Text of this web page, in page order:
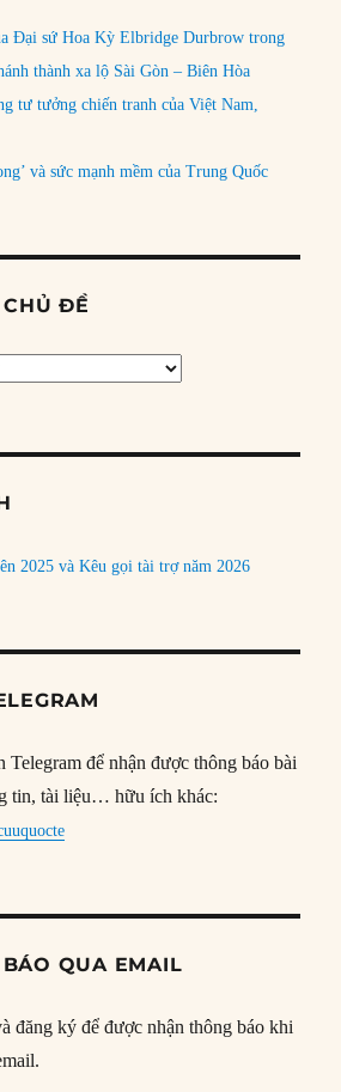
Đại sứ Hoa Kỳ Elbridge Durbrow trong
thành xa lộ Sài Gòn – Biên Hòa
tư tưởng chiến tranh của Việt Nam,
và sức mạnh mềm của Trung Quốc
ĐỀ
2025 và Kêu gọi tài trợ năm 2026
để nhận được thông báo bài
tin, tài liệu… hữu ích khác:
QUA EMAIL
đăng ký để được nhận thông báo khi